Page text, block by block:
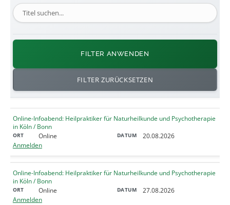
FILTER ANWENDEN
FILTER ZURÜCKSETZEN
Online-Infoabend: Heilpraktiker für Naturheilkunde und Psychotherapie
in Köln / Bonn
Online
20.08.2026
Anmelden
Online-Infoabend: Heilpraktiker für Naturheilkunde und Psychotherapie
in Köln / Bonn
Online
27.08.2026
Anmelden